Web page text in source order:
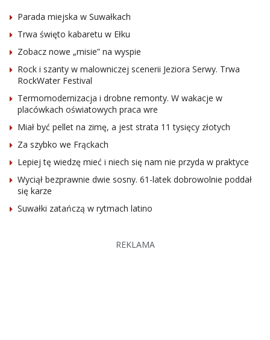
Parada miejska w Suwałkach
Trwa święto kabaretu w Ełku
Zobacz nowe „misie” na wyspie
Rock i szanty w malowniczej scenerii Jeziora Serwy. Trwa
RockWater Festival
Termomodernizacja i drobne remonty. W wakacje w
placówkach oświatowych praca wre
Miał być pellet na zimę, a jest strata 11 tysięcy złotych
Za szybko we Frąckach
Lepiej tę wiedzę mieć i niech się nam nie przyda w praktyce
Wyciął bezprawnie dwie sosny. 61-latek dobrowolnie poddał
się karze
Suwałki zatańczą w rytmach latino
REKLAMA